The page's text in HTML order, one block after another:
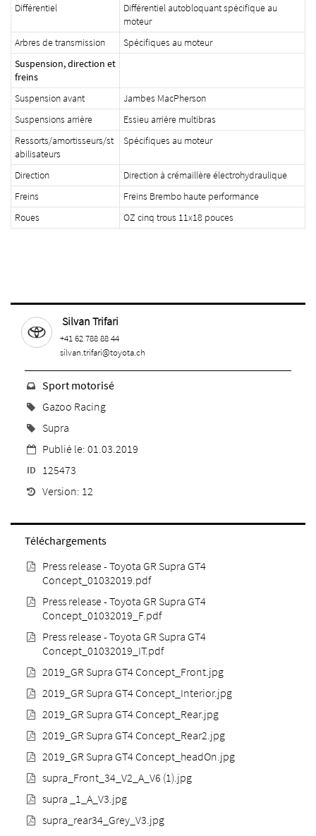
Différentiel
Différentiel autobloquant spécifique au
moteur
Arbres de transmission
Spécifiques au moteur
Suspension, direction et
freins
Suspension avant
Jambes MacPherson
Suspensions arrière
Essieu arrière multibras
Ressorts/amortisseurs/st
abilisateurs
Spécifiques au moteur
Direction
Direction à crémaillère électrohydraulique
Freins
Freins Brembo haute performance
Roues
OZ cinq trous 11x18 pouces
Silvan Trifari
+41 62 788 88 44
silvan.trifari@toyota.ch
Sport motorisé
Gazoo Racing
Supra
Publié le: 01.03.2019
ID
125473
Version: 12
Téléchargements
Press release - Toyota GR Supra GT4
Concept_01032019.pdf
Press release - Toyota GR Supra GT4
Concept_01032019_F.pdf
Press release - Toyota GR Supra GT4
Concept_01032019_IT.pdf
2019_GR Supra GT4 Concept_Front.jpg
2019_GR Supra GT4 Concept_Interior.jpg
2019_GR Supra GT4 Concept_Rear.jpg
2019_GR Supra GT4 Concept_Rear2.jpg
2019_GR Supra GT4 Concept_headOn.jpg
supra_Front_34_V2_A_V6 (1).jpg
supra _1_A_V3.jpg
supra_rear34_Grey_V3.jpg